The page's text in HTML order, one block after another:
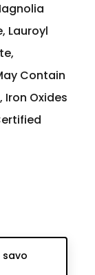
Lauroyl
Contain
Oxides
savo